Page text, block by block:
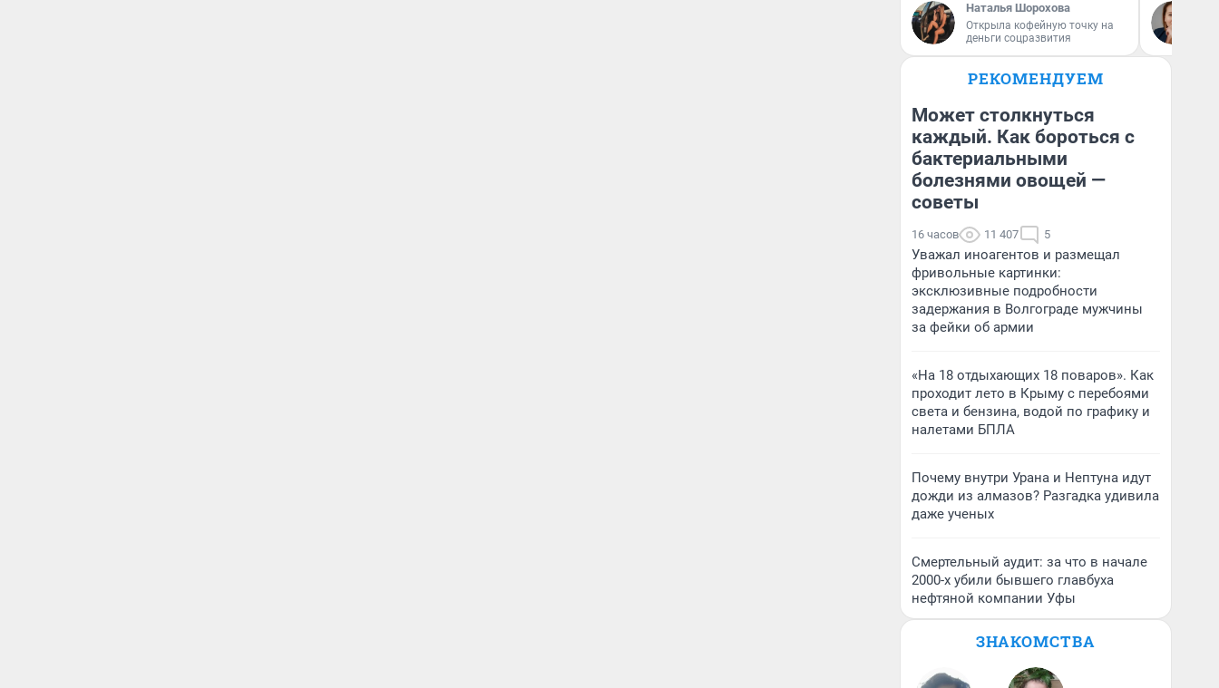
Наталья Шорохова
Открыла кофейную точку на
деньги соцразвития
РЕКОМЕНДУЕМ
Может столкнуться
каждый. Как бороться с
бактериальными
болезнями овощей —
советы
16 часов 11 407 5
Уважал иноагентов и размещал
фривольные картинки:
эксклюзивные подробности
задержания в Волгограде мужчины
за фейки об армии
«На 18 отдыхающих 18 поваров». Как
проходит лето в Крыму с перебоями
света и бензина, водой по графику и
налетами БПЛА
Почему внутри Урана и Нептуна идут
дожди из алмазов? Разгадка удивила
даже ученых
Смертельный аудит: за что в начале
2000-х убили бывшего главбуха
нефтяной компании Уфы
ЗНАКОМСТВА